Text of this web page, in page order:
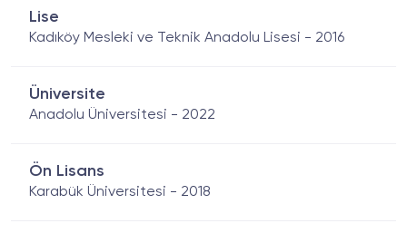
Lise
Kadıköy Mesleki ve Teknik Anadolu Lisesi - 2016
Üniversite
Anadolu Üniversitesi - 2022
Ön Lisans
Karabük Üniversitesi - 2018